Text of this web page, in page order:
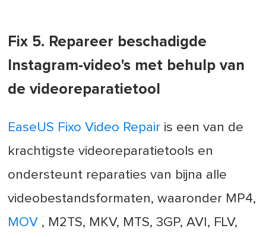
Fix 5. Repareer beschadigde
Instagram-video's met behulp van
de videoreparatietool
EaseUS Fixo Video Repair is een van de
krachtigste videoreparatietools en
ondersteunt reparaties van bijna alle
videobestandsformaten, waaronder MP4,
MOV , M2TS, MKV, MTS, 3GP, AVI, FLV,